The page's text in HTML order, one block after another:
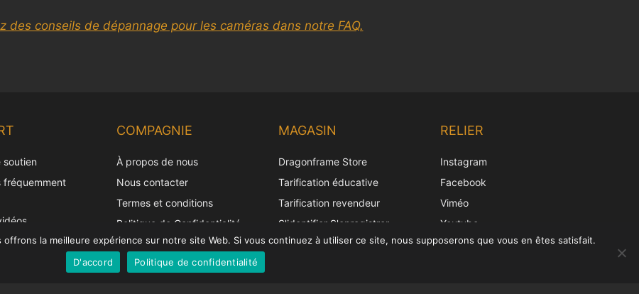
des conseils de dépannage pour les caméras dans notre FAQ.
soutien
fréquemment
licence
COMPAGNIE
À propos de nous
Nous contacter
Termes et conditions
Politique de Confidentialité
Politique d'expédition
MAGASIN
Dragonframe Store
Tarification éducative
Tarification revendeur
S'identifier S'enregistrer
RELIER
Instagram
Facebook
Viméo
Youtube
la meilleure expérience sur notre site Web. Si vous continuez à utiliser ce site, nous supposerons que vous en êtes satisfait.
D'accord
Politique de confidentialité
English
Korean